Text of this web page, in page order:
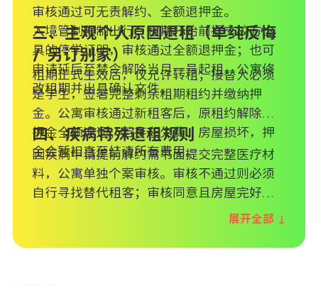
审核通过可无责解约、全额退押金。
入境管制限制出行：租期开始前提交校方出
具的停学证明，审核通过全额退押金；也可
申请延后至禁令解除当月一号起租，公寓修
改租期并出具确认文件。
三、主观个人原因退租（单纯反悔
/ 另订别家）
租期正式生效后，仅允许转租；接替人必须
是学生，签署完整剩余租期租约并缴纳押
金。公寓审核通过新租客后，原租约解除、
押金全额退还；若存在欠费、房屋损坏，押
金会暂扣直至结清所有费用。
四、疾病特殊退租规则
因疾病申请提前解约需书面提交完整医疗材
料，公寓单独个案审核。审核不通过则必须
自行寻找替代租客；审核同意且房屋完好、
展开全部 ↓